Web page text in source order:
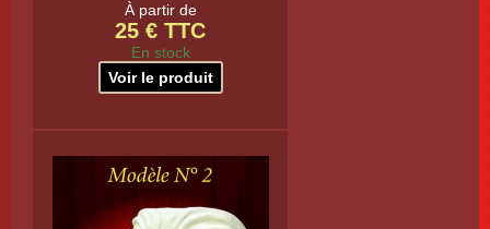
À partir de
25 € TTC
En stock
Voir le produit